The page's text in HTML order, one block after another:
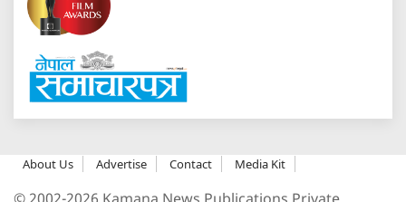
About Us Advertise Contact Media Kit